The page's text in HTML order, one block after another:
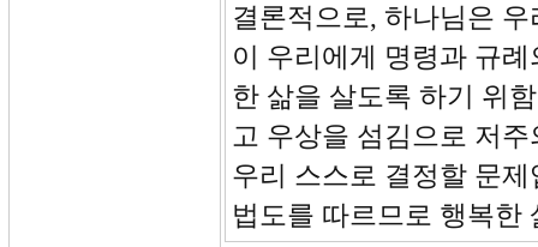
결론적으로, 하나님은
이 우리에게 명령과 규
한 삶을 살도록 하기 위
고 우상을 섬김으로 저
우리 스스로 결정할 문
법도를 따르므로 행복한